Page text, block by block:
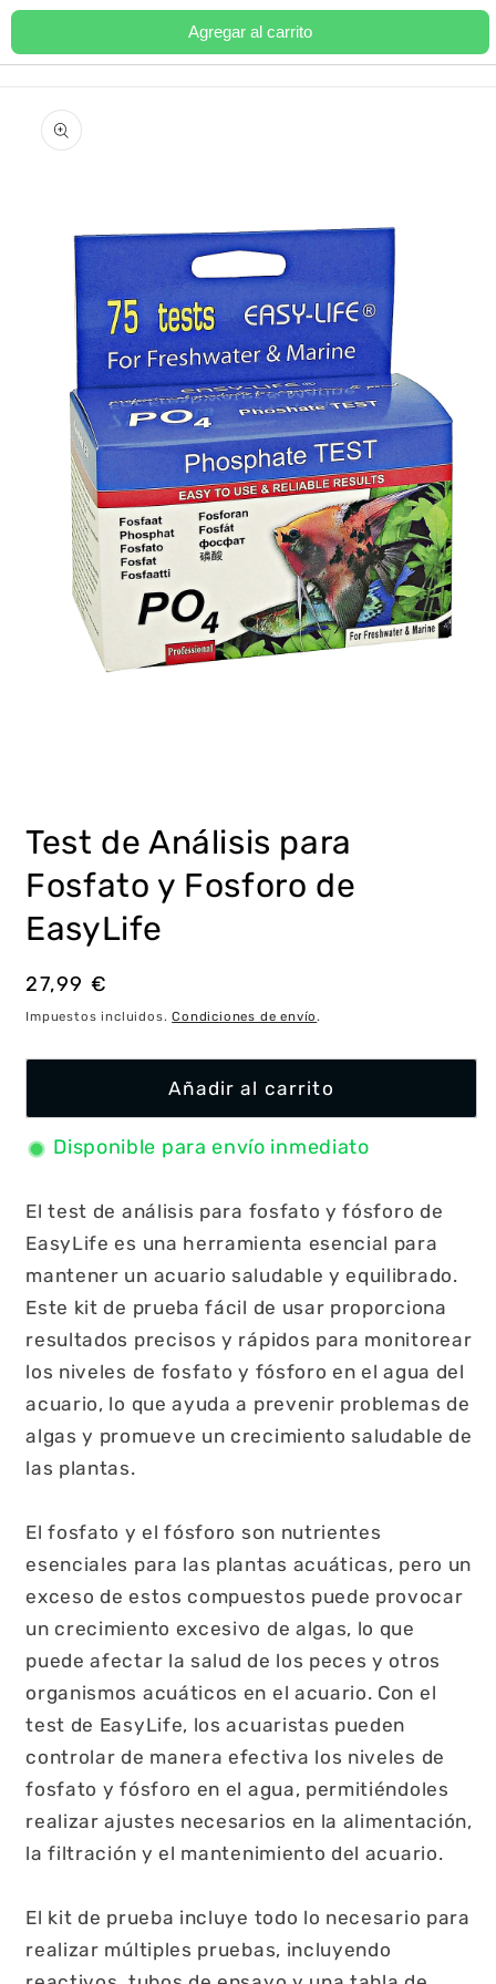
Ir
al contenido
Ir
a la
información
1
en
una
ventana
Test de Análisis para
Fosfato y Fosforo de
EasyLife
Precio
habitual
27,99 €
Impuestos incluidos.Condiciones de envío.
Añadir al carrito
Disponible para envío inmediato
El test de análisis para fosfato y fósforo de
EasyLife es una herramienta esencial para
mantener un acuario saludable y equilibrado.
Este kit de prueba fácil de usar proporciona
resultados precisos y rápidos para monitorear
los niveles de fosfato y fósforo en el agua del
acuario, lo que ayuda a prevenir problemas de
algas y promueve un crecimiento saludable de
las plantas.
El fosfato y el fósforo son nutrientes
esenciales para las plantas acuáticas, pero un
exceso de estos compuestos puede provocar
un crecimiento excesivo de algas, lo que
puede afectar la salud de los peces y otros
organismos acuáticos en el acuario. Con el
test de EasyLife, los acuaristas pueden
controlar de manera efectiva los niveles de
fosfato y fósforo en el agua, permitiéndoles
realizar ajustes necesarios en la alimentación,
la filtración y el mantenimiento del acuario.
El kit de prueba incluye todo lo necesario para
realizar múltiples pruebas, incluyendo
Agregar al carrito